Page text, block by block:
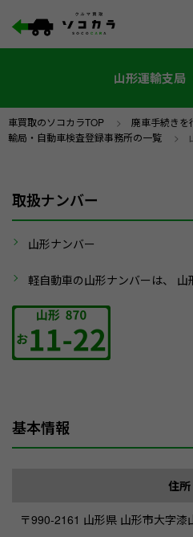
山形運輸支局
車買取のソコカラTOP > 廃車手続きを
輸局・自動車検査登録事務所の一覧 >
取扱ナンバー
山形ナンバー
軽自動車の山形ナンバーは、 山
基本情報
住所
〒990-2161 山形県 山形市大字漆